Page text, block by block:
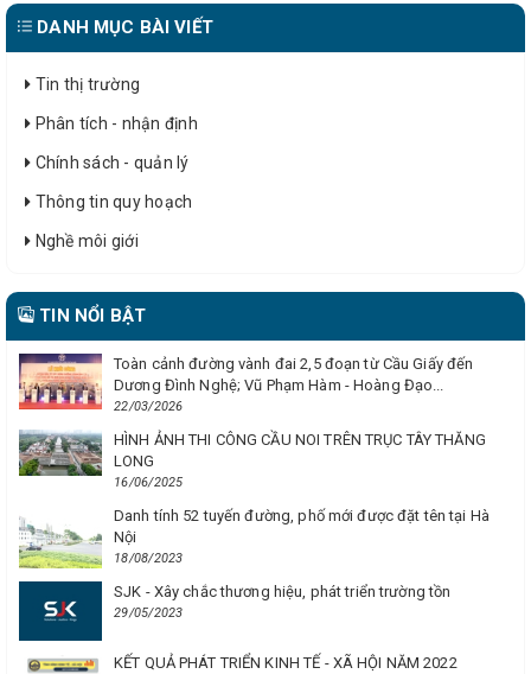
DANH MỤC BÀI VIẾT
Tin thị trường
Phân tích - nhận định
Chính sách - quản lý
Thông tin quy hoạch
Nghề môi giới
TIN NỔI BẬT
Toàn cảnh đường vành đai 2,5 đoạn từ Cầu Giấy đến
Dương Đình Nghệ; Vũ Phạm Hàm - Hoàng Đạo...
22/03/2026
HÌNH ẢNH THI CÔNG CẦU NOI TRÊN TRỤC TÂY THĂNG
LONG
16/06/2025
Danh tính 52 tuyến đường, phố mới được đặt tên tại Hà
Nội
18/08/2023
SJK - Xây chắc thương hiệu, phát triển trường tồn
29/05/2023
KẾT QUẢ PHÁT TRIỂN KINH TẾ - XÃ HỘI NĂM 2022